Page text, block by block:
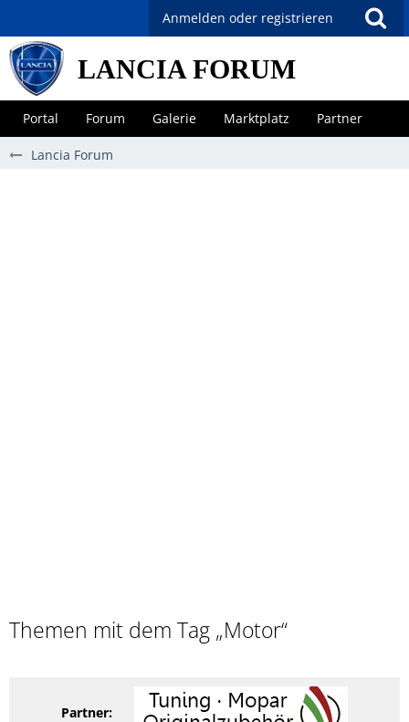
Anmelden oder registrieren
LANCIA FORUM
Portal Forum Galerie Marktplatz Partner
Lancia Forum
Themen mit dem Tag „Motor“
Partner: